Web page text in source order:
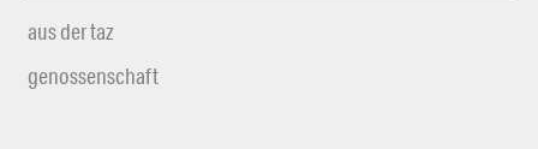
aus der taz
genossenschaft